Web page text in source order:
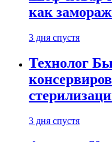
как
3 дня спустя
Технолог
3 дня спустя